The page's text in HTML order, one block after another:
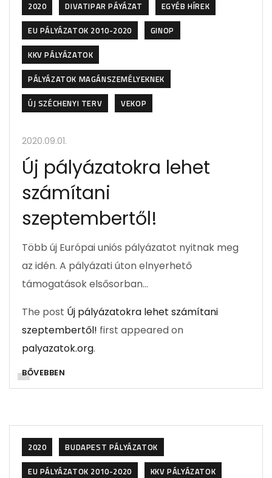
2020 DIVATIPAR PÁYÁZAT
EGYÉB HÍREK
EU PÁLYÁZATOK 2010-2020
GINOP
KKV PÁLYÁZATOK
PÁLYÁZATOK MAGÁNSZEMÉLYEKNEK
ÚJ SZÉCHENYI TERV
VEKOP
2020.09.01.
Új pályázatokra lehet
számítani
szeptembertől!
Több új Európai uniós pályázatot nyitnak meg
az idén. A pályázati úton elnyerhető
támogatások elsősorban…
The post Új pályázatokra lehet számítani
szeptembertől! first appeared on
palyazatok.org.
BŐVEBBEN
2020
BUDAPEST PÁLYÁZATOK
EU PÁLYÁZATOK 2010-2020
KKV PÁLYÁZATOK